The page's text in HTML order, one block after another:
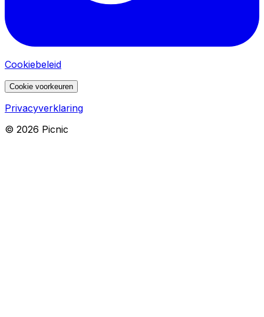
Cookiebeleid
Cookie voorkeuren
Privacyverklaring
© 2026 Picnic